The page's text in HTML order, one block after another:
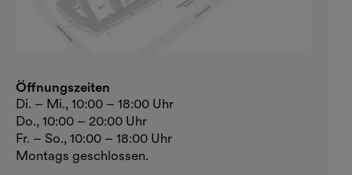
Öffnungszeiten
Di. – Mi., 10:00 – 18:00 Uhr
Do., 10:00 – 20:00 Uhr
Fr. – So., 10:00 – 18:00 Uhr
Montags geschlossen.